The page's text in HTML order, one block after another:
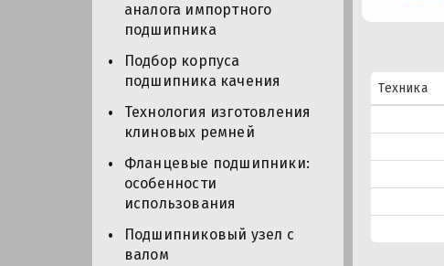
аналога импортного
подшипника
Подбор корпуса
подшипника качения
Технология изготовления
клиновых ремней
Фланцевые подшипники:
особенности
использования
Подшипниковый узел с
валом
Техника